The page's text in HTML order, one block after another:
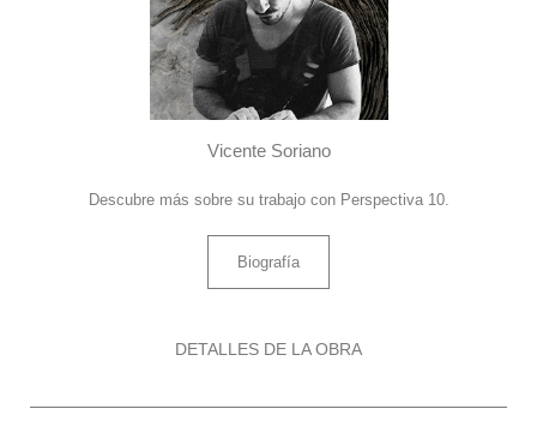
Vicente Soriano
Descubre más sobre su trabajo con Perspectiva 10.
Biografía
DETALLES DE LA OBRA